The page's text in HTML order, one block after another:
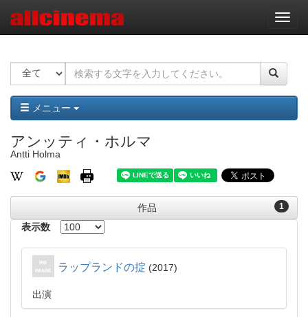
ナ
ビ
ー
ョ
ン
メニュー
アンッティ・ホルマ
Antti Holma
1
作品
表示数
ラップランドの掟 2017
出演